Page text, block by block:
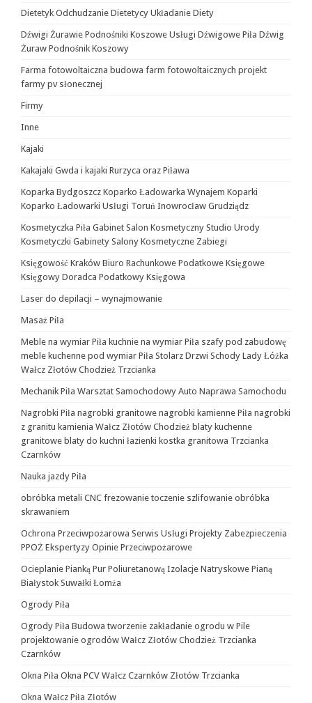
Dietetyk Odchudzanie Dietetycy Układanie Diety
Dźwigi Żurawie Podnośniki Koszowe Usługi Dźwigowe Piła Dźwig
Żuraw Podnośnik Koszowy
Farma fotowoltaiczna budowa farm fotowoltaicznych projekt
farmy pv słonecznej
Firmy
Inne
Kajaki
Kakajaki Gwda i kajaki Rurzyca oraz Piława
Koparka Bydgoszcz Koparko Ładowarka Wynajem Koparki
Koparko Ładowarki Usługi Toruń Inowrocław Grudziądz
Kosmetyczka Piła Gabinet Salon Kosmetyczny Studio Urody
Kosmetyczki Gabinety Salony Kosmetyczne Zabiegi
Księgowość Kraków Biuro Rachunkowe Podatkowe Księgowe
Księgowy Doradca Podatkowy Księgowa
Laser do depilacji – wynajmowanie
Masaż Piła
Meble na wymiar Piła kuchnie na wymiar Piła szafy pod zabudowę
meble kuchenne pod wymiar Piła Stolarz Drzwi Schody Lady Łóżka
Wałcz Złotów Chodzież Trzcianka
Mechanik Piła Warsztat Samochodowy Auto Naprawa Samochodu
Nagrobki Piła nagrobki granitowe nagrobki kamienne Piła nagrobki
z granitu kamienia Wałcz Złotów Chodzież blaty kuchenne
granitowe blaty do kuchni łazienki kostka granitowa Trzcianka
Czarnków
Nauka jazdy Piła
obróbka metali CNC frezowanie toczenie szlifowanie obróbka
skrawaniem
Ochrona Przeciwpożarowa Serwis Usługi Projekty Zabezpieczenia
PPOŻ Ekspertyzy Opinie Przeciwpożarowe
Ocieplanie Pianką Pur Poliuretanową Izolacje Natryskowe Pianą
Białystok Suwałki Łomża
Ogrody Piła
Ogrody Piła Budowa tworzenie zakładanie ogrodu w Pile
projektowanie ogrodów Wałcz Złotów Chodzież Trzcianka
Czarnków
Okna Piła Okna PCV Wałcz Czarnków Złotów Trzcianka
Okna Wałcz Piła Złotów